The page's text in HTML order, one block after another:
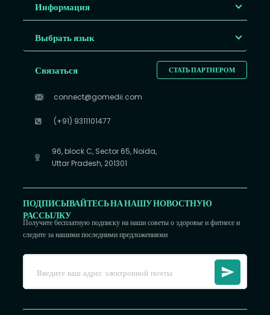
Информация
Выбрать язык
СТАТЬ ПАРТНЕРОМ
Связаться
connect@gomedii.com
(+91) 9311101477
96, block C, Sector 65, Noida,
Uttar Pradesh, 201301
ПОДПИСЫВАЙТЕСЬ НА НАШУ НОВОСТНУЮ
РАССЫЛКУ
Получите бесплатную подписку на наши советы о здоровье и фитнесе и
следите за нашими последними предложениями